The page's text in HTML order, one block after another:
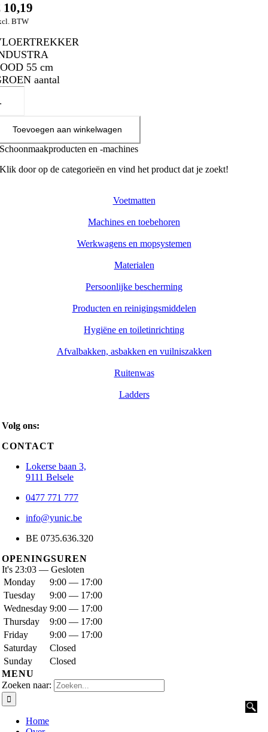
10,19
BTW
55 cm
aantal
Toevoegen aan winkelwagen
Schoonmaakproducten en -machines
Klik door op de categorieën en vind het product dat je zoekt!
Voetmatten
Machines en toebehoren
Werkwagens en mopsystemen
Materialen
Persoonlijke bescherming
Producten en reinigingsmiddelen
Hygiëne en toiletinrichting
Afvalbakken, asbakken en vuilniszakken
Ruitenwas
Ladders
Volg ons:
CONTACT
Lokerse baan 3,
9111 Belsele
0477 771 777
info@yunic.be
BE 0735.636.320
OPENINGSUREN
It's 23:03 — Gesloten
Monday
9:00 — 17:00
Tuesday
9:00 — 17:00
Wednesday 9:00 — 17:00
Thursday
9:00 — 17:00
Friday
9:00 — 17:00
Saturday
Closed
Sunday
Closed
MENU
Zoeken naar:
Home